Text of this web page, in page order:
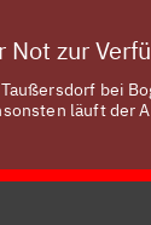
zur
bei
läuft der